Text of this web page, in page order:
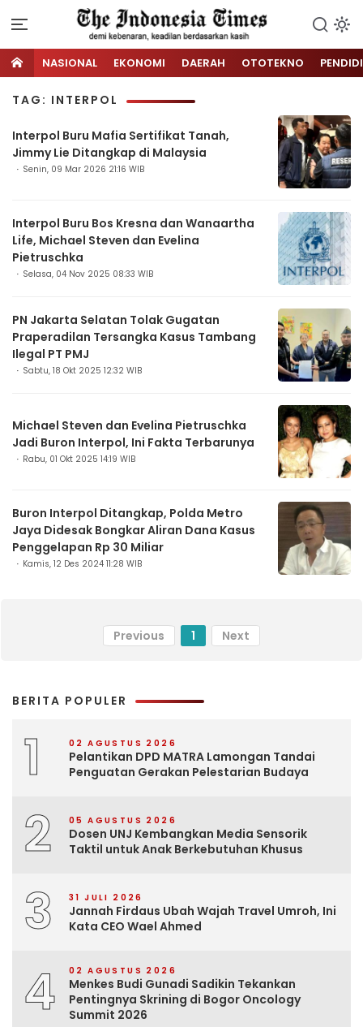
NASIONAL EKONOMI DAERAH OTOTEKNO
TAG: INTERPOL
Interpol Buru Mafia Sertifikat Tanah,
Jimmy Lie Ditangkap di Malaysia
Senin, 09 Mar 2026 21:16 WIB
Interpol Buru Bos Kresna dan Wanaartha
Life, Michael Steven dan Evelina
Pietruschka
Selasa, 04 Nov 2025 08:33 WIB
PN Jakarta Selatan Tolak Gugatan
Praperadilan Tersangka Kasus Tambang
Ilegal PT PMJ
Sabtu, 18 Okt 2025 12:32 WIB
Michael Steven dan Evelina Pietruschka
Jadi Buron Interpol, Ini Fakta Terbarunya
Rabu, 01 Okt 2025 14:19 WIB
Buron Interpol Ditangkap, Polda Metro
Jaya Didesak Bongkar Aliran Dana Kasus
Penggelapan Rp 30 Miliar
Kamis, 12 Des 2024 11:28 WIB
Previous 1 Next
BERITA POPULER
1 02 AGUSTUS 2026
Pelantikan DPD MATRA Lamongan Tandai
Penguatan Gerakan Pelestarian Budaya
2 05 AGUSTUS 2026
Dosen UNJ Kembangkan Media Sensorik
Taktil untuk Anak Berkebutuhan Khusus
3 31 JULI 2026
Jannah Firdaus Ubah Wajah Travel Umroh, Ini
Kata CEO Wael Ahmed
4 02 AGUSTUS 2026
Menkes Budi Gunadi Sadikin Tekankan
Pentingnya Skrining di Bogor Oncology
Summit 2026